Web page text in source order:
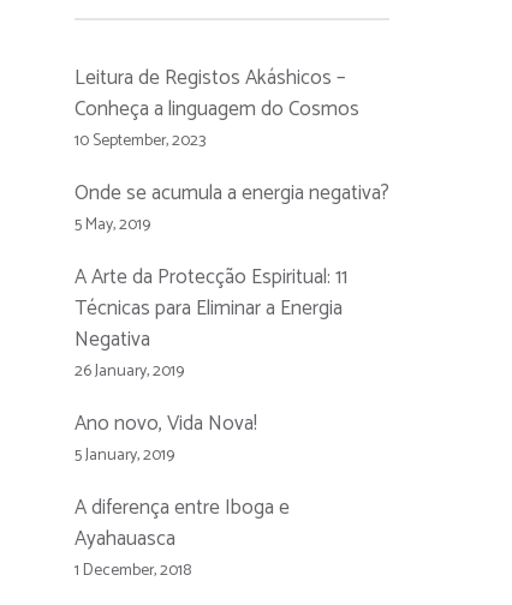
Leitura de Registos Akáshicos –
Conheça a linguagem do Cosmos
10 September, 2023
Onde se acumula a energia negativa?
5 May, 2019
A Arte da Protecção Espiritual: 11
Técnicas para Eliminar a Energia
Negativa
26 January, 2019
Ano novo, Vida Nova!
5 January, 2019
A diferença entre Iboga e
Ayahauasca
1 December, 2018